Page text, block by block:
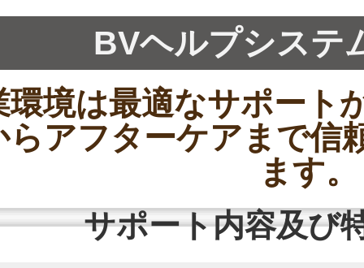
BVヘルプシステ
環境は最適なサポート
らアフターケアまで信
ます。
サポート内容及び